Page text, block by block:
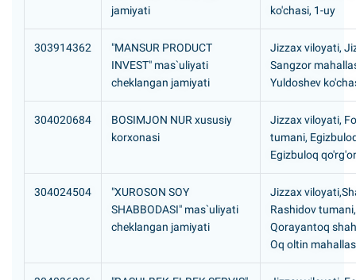
jamiyati
ko'chasi, 1-uy
303914362
"MANSUR PRODUCT
INVEST" mas`uliyati
cheklangan jamiyati
Jizzax viloyati,
Sangzor
Yuldoshev
304020684
BOSIMJON NUR xususiy
korxonasi
Jizzax viloyati,
tumani,
Egizbuloq
304024504
"XUROSON SOY
SHABBODASI" mas`uliyati
cheklangan jamiyati
Jizzax
Rashidov tumani,
Qorayantoq
Oq oltin